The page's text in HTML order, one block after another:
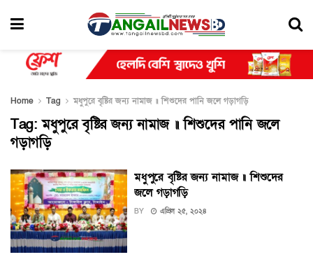
Home Tag মধুপুরে বৃষ্টির জন্য নামাজ ॥ শিশুদের পানি জলে গড়াগড়ি
Tag:মধুপুরে বৃষ্টির জন্য নামাজ ॥ শিশুদের পানি জলে
গড়াগড়ি
মধুপুরে বৃষ্টির জন্য নামাজ ॥ শিশুদের
জলে গড়াগড়ি
BY এপ্রিল ২৫, ২০২৪